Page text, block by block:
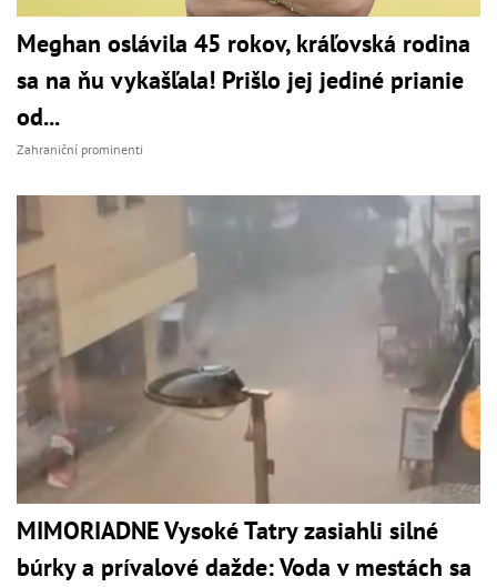
Meghan oslávila 45 rokov, kráľovská rodina
sa na ňu vykašľala! Prišlo jej jediné prianie
od...
Zahraniční prominenti
MIMORIADNE Vysoké Tatry zasiahli silné
búrky a prívalové dažde: Voda v mestách sa